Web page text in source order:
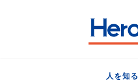
人を知る